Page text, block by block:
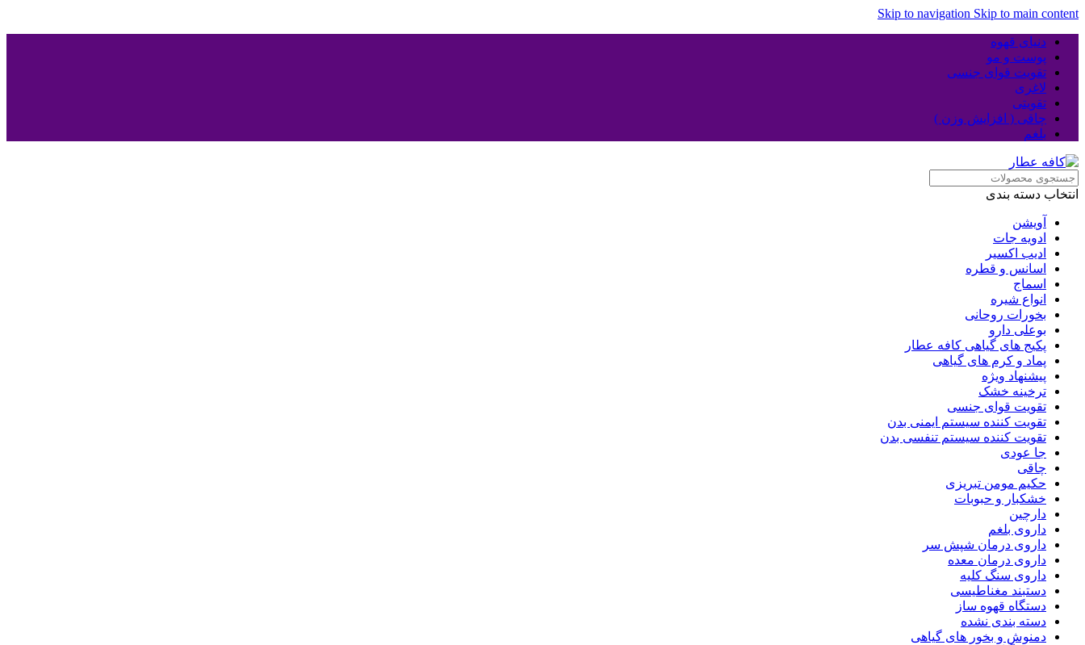
Skip to navigation Skip to main content
دنیای قهوه
پوست و مو
تقویت قوای جنسی
لاغری
تقویتی
چاقی ( افزایش وزن )
بلغم
انتخاب دسته بندی
آویشن
ادویه جات
ادیب اکسیر
اسانس و قطره
اسماج
انواع شیره
بخورات روحانی
بوعلی دارو
پکیج های گیاهی کافه عطار
پماد و کرم های گیاهی
پیشنهاد ویژه
ترخینه خشک
تقویت قوای جنسی
تقویت کننده سیستم ایمنی بدن
تقویت کننده سیستم تنفسی بدن
جا عودی
چاقی
حکیم مومن تبریزی
خشکبار و حبوبات
دارچین
داروی بلغم
داروی درمان شپش سر
داروی درمان معده
داروی سنگ کلیه
دستبند مغناطیسی
دستگاه قهوه ساز
دسته بندی نشده
دمنوش و بخور های گیاهی